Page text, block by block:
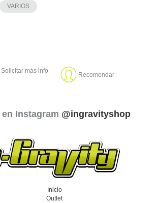
VARIOS
Solicitar más info
Recomendar
Instagram @ingravityshop
Inicio
Outlet